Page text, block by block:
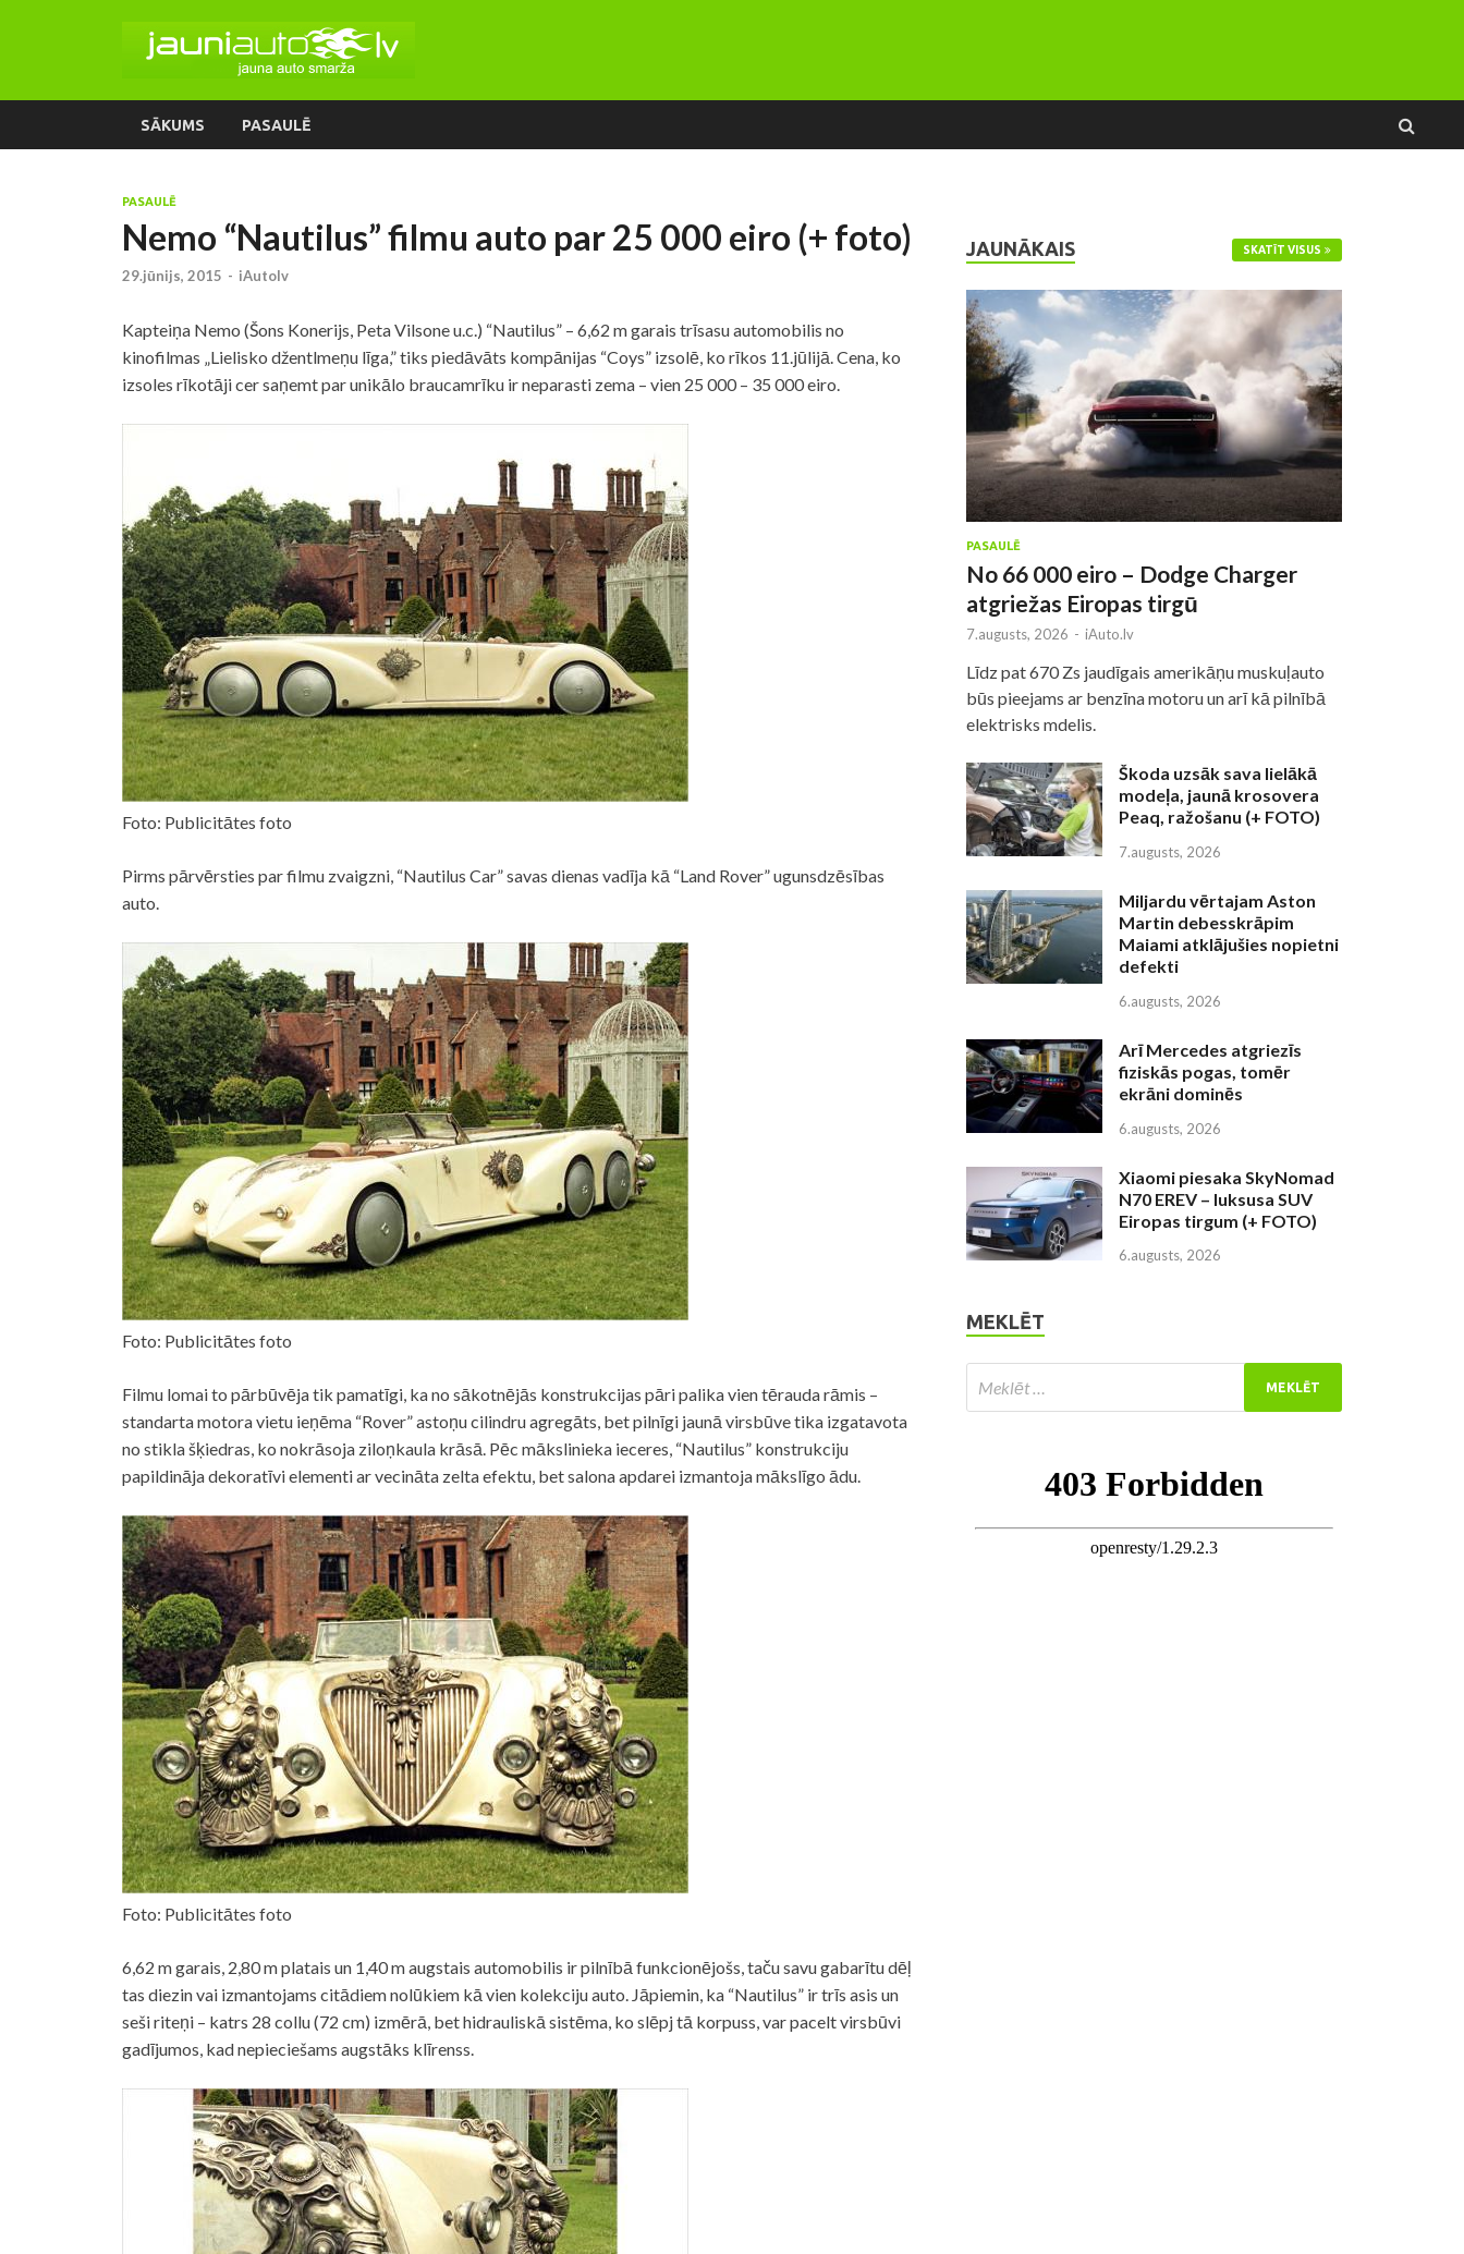
SĀKUMS PASAULĒ
PASAULĒ
Nemo “Nautilus” filmu auto par 25 000 eiro (+ foto)
29.jūnijs, 2015 - iAutolv
Kapteiņa Nemo (Šons Konerijs, Peta Vilsone u.c.) “Nautilus” – 6,62 m garais trīsasu automobilis no
kinofilmas „Lielisko džentlmeņu līga,” tiks piedāvāts kompānijas “Coys” izsolē, ko rīkos 11.jūlijā. Cena, ko
izsoles rīkotāji cer saņemt par unikālo braucamrīku ir neparasti zema – vien 25 000 – 35 000 eiro.
Foto: Publicitātes foto
Pirms pārvērsties par filmu zvaigzni, “Nautilus Car” savas dienas vadīja kā “Land Rover” ugunsdzēsības
auto.
Foto: Publicitātes foto
Filmu lomai to pārbūvēja tik pamatīgi, ka no sākotnējās konstrukcijas pāri palika vien tērauda rāmis –
standarta motora vietu ieņēma “Rover” astoņu cilindru agregāts, bet pilnīgi jaunā virsbūve tika izgatavota
no stikla šķiedras, ko nokrāsoja ziloņkaula krāsā. Pēc mākslinieka ieceres, “Nautilus” konstrukciju
papildināja dekoratīvi elementi ar vecināta zelta efektu, bet salona apdarei izmantoja mākslīgo ādu.
Foto: Publicitātes foto
6,62 m garais, 2,80 m platais un 1,40 m augstais automobilis ir pilnībā funkcionējošs, taču savu gabarītu dēļ
tas diezin vai izmantojams citādiem nolūkiem kā vien kolekciju auto. Jāpiemin, ka “Nautilus” ir trīs asis un
seši riteņi – katrs 28 collu (72 cm) izmērā, bet hidrauliskā sistēma, ko slēpj tā korpuss, var pacelt virsbūvi
gadījumos, kad nepieciešams augstāks klīrenss.
JAUNĀKAIS SKATĪT VISUS
PASAULĒ
No 66 000 eiro – Dodge Charger
atgriežas Eiropas tirgū
7.augusts, 2026 - iAuto.lv
Līdz pat 670 Zs jaudīgais amerikāņu muskuļauto
būs pieejams ar benzīna motoru un arī kā pilnībā
elektrisks mdelis.
Škoda uzsāk sava lielākā
modeļa, jaunā krosovera
Peaq, ražošanu (+ FOTO)
7.augusts, 2026
Miljardu vērtajam Aston
Martin debesskrāpim
Maiami atklājušies nopietni
defekti
6.augusts, 2026
Arī Mercedes atgriezīs
fiziskās pogas, tomēr
ekrāni dominēs
6.augusts, 2026
Xiaomi piesaka SkyNomad
N70 EREV – luksusa SUV
Eiropas tirgum (+ FOTO)
6.augusts, 2026
MEKLĒT